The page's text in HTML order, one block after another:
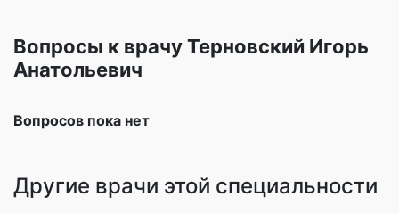
Вопросы к врачу Терновский Игорь
Анатольевич
Вопросов пока нет
Другие врачи этой специальности